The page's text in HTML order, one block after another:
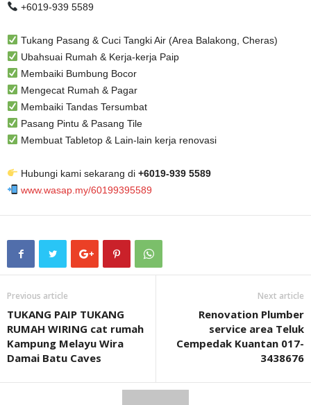
+6019-939 5589
Tukang Pasang & Cuci Tangki Air (Area Balakong, Cheras)
Ubahsuai Rumah & Kerja-kerja Paip
Membaiki Bumbung Bocor
Mengecat Rumah & Pagar
Membaiki Tandas Tersumbat
Pasang Pintu & Pasang Tile
Membuat Tabletop & Lain-lain kerja renovasi
Hubungi kami sekarang di +6019-939 5589
www.wasap.my/60199395589
Previous article
TUKANG PAIP TUKANG
RUMAH WIRING cat rumah
Kampung Melayu Wira
Damai Batu Caves
Next article
Renovation Plumber
service area Teluk
Cempedak Kuantan 017-
3438676